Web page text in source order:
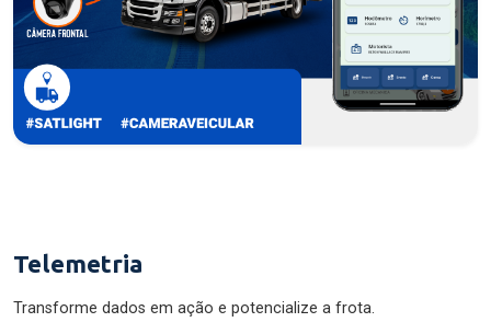
Telemetria
Transforme dados em ação e potencialize a frota.